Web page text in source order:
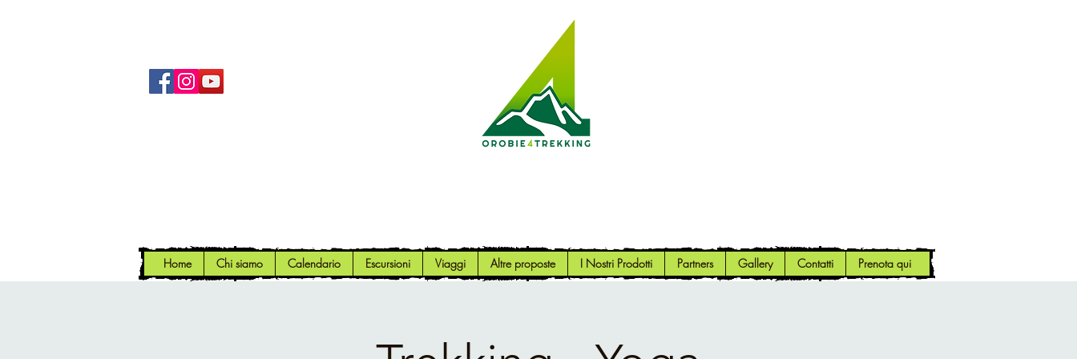
Home Chi siamo Calendario Escursioni Viaggi Altre proposte I Nostri Prodotti Partners Gallery Contatti Prenota qui